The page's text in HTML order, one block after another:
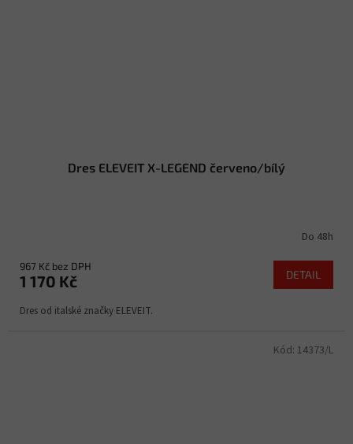
Dres ELEVEIT X-LEGEND červeno/bílý
Do 48h
967 Kč bez DPH
1 170 Kč DETAIL
Dres od italské značky ELEVEIT.
Kód: 14373/L